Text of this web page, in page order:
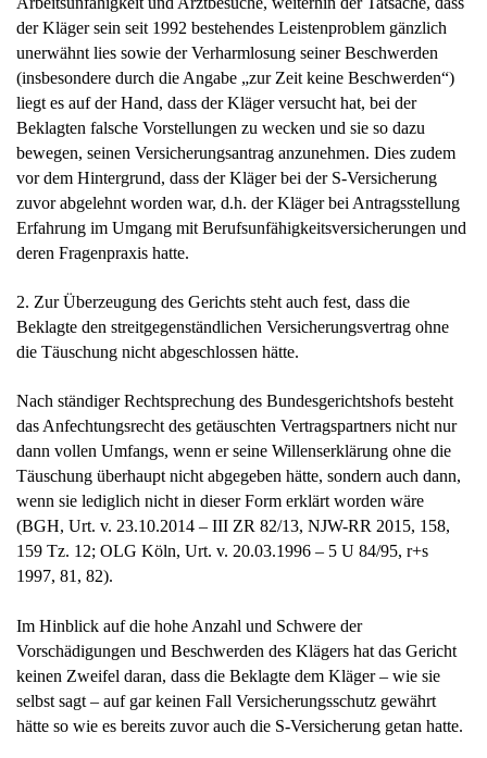
der Kläger sein seit 1992 bestehendes Leistenproblem gänzlich
unerwähnt lies sowie der Verharmlosung seiner Beschwerden
(insbesondere durch die Angabe „zur Zeit keine Beschwerden“)
liegt es auf der Hand, dass der Kläger versucht hat, bei der
Beklagten falsche Vorstellungen zu wecken und sie so dazu
bewegen, seinen Versicherungsantrag anzunehmen. Dies zudem
vor dem Hintergrund, dass der Kläger bei der S-Versicherung
zuvor abgelehnt worden war, d.h. der Kläger bei Antragsstellung
Erfahrung im Umgang mit Berufsunfähigkeitsversicherungen und
deren Fragenpraxis hatte.
2. Zur Überzeugung des Gerichts steht auch fest, dass die
Beklagte den streitgegenständlichen Versicherungsvertrag ohne
die Täuschung nicht abgeschlossen hätte.
Nach ständiger Rechtsprechung des Bundesgerichtshofs besteht
das Anfechtungsrecht des getäuschten Vertragspartners nicht nur
dann vollen Umfangs, wenn er seine Willenserklärung ohne die
Täuschung überhaupt nicht abgegeben hätte, sondern auch dann,
wenn sie lediglich nicht in dieser Form erklärt worden wäre
(BGH, Urt. v. 23.10.2014 – III ZR 82/13, NJW-RR 2015, 158,
159 Tz. 12; OLG Köln, Urt. v. 20.03.1996 – 5 U 84/95, r+s
1997, 81, 82).
Im Hinblick auf die hohe Anzahl und Schwere der
Vorschädigungen und Beschwerden des Klägers hat das Gericht
keinen Zweifel daran, dass die Beklagte dem Kläger – wie sie
selbst sagt – auf gar keinen Fall Versicherungsschutz gewährt
hätte so wie es bereits zuvor auch die S-Versicherung getan hatte.